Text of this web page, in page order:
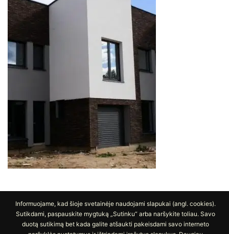
#5 FASADO APDAILA AKMENS MASĖS
PLYTELĖMIS
Informuojame, kad šioje svetainėje naudojami slapukai (angl. cookies).
Sutikdami, paspauskite mygtuką „Sutinku“ arba naršykite toliau. Savo
duotą sutikimą bet kada galite atšaukti pakeisdami savo interneto